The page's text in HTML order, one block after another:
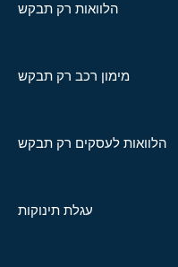
הלוואות רק תבקש
מימון רכב רק תבקש
הלוואות לעסקים רק תבקש
עגלת תינוקות